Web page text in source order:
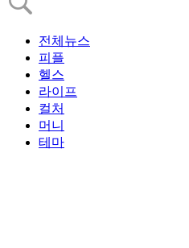
전체뉴스
피플
헬스
라이프
컬처
머니
테마